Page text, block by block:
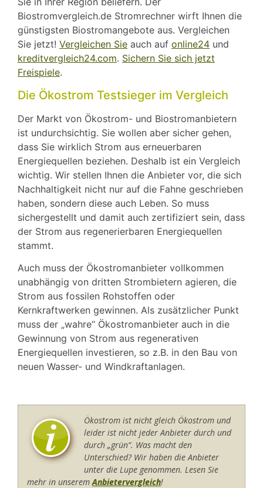
Biostromvergleich.de Stromrechner wirft Ihnen die
günstigsten Biostromangebote aus. Vergleichen
Sie jetzt! Vergleichen Sie auch auf online24 und
kreditvergleich24.com. Sichern Sie sich jetzt
Freispiele.
Die Ökostrom Testsieger im Vergleich
Der Markt von Ökostrom- und Biostromanbietern
ist undurchsichtig. Sie wollen aber sicher gehen,
dass Sie wirklich Strom aus erneuerbaren
Energiequellen beziehen. Deshalb ist ein Vergleich
wichtig. Wir stellen Ihnen die Anbieter vor, die sich
Nachhaltigkeit nicht nur auf die Fahne geschrieben
haben, sondern diese auch Leben. So muss
sichergestellt und damit auch zertifiziert sein, dass
der Strom aus regenerierbaren Energiequellen
stammt.
Auch muss der Ökostromanbieter vollkommen
unabhängig von dritten Strombietern agieren, die
Strom aus fossilen Rohstoffen oder
Kernkraftwerken gewinnen. Als zusätzlicher Punkt
muss der „wahre“ Ökostromanbieter auch in die
Gewinnung von Strom aus regenerativen
Energiequellen investieren, so z.B. in den Bau von
neuen Wasser- und Windkraftanlagen.
Ökostrom ist nicht gleich Ökostrom und
leider ist nicht jeder Anbieter durch und
durch „grün“. Was macht den
Unterschied? Wir haben die Anbieter
unter die Lupe genommen. Lesen Sie
mehr in unseremAnbietervergleich!